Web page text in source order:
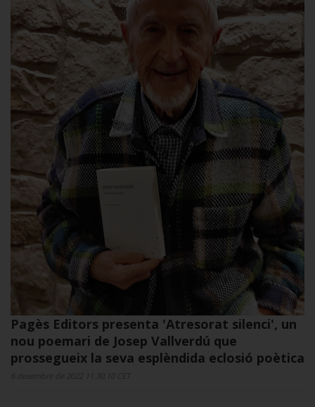
Pagès Editors presenta 'Atresorat silenci', un
nou poemari de Josep Vallverdú que
prossegueix la seva esplèndida eclosió poètica
6 desembre de 2022 11.30.10 CET
per pàgina